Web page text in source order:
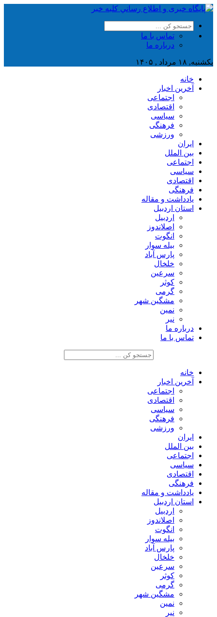
تماس با ما
درباره ما
یکشنبه, ۱۸ مرداد , ۱۴۰۵
خانه
آخرین اخبار
اجتماعی
اقتصادی
سیاسی
فرهنگی
ورزشی
ایران
بین الملل
اجتماعی
سیاسی
اقتصادی
فرهنگی
یادداشت و مقاله
استان اردبیل
اردبیل
اصلاندوز
انگوت
بیله سوار
پارس آباد
خلخال
سرعین
کوثر
گرمی
مشگین شهر
نمین
نیر
درباره ما
تماس با ما
خانه
آخرین اخبار
اجتماعی
اقتصادی
سیاسی
فرهنگی
ورزشی
ایران
بین الملل
اجتماعی
سیاسی
اقتصادی
فرهنگی
یادداشت و مقاله
استان اردبیل
اردبیل
اصلاندوز
انگوت
بیله سوار
پارس آباد
خلخال
سرعین
کوثر
گرمی
مشگین شهر
نمین
نیر